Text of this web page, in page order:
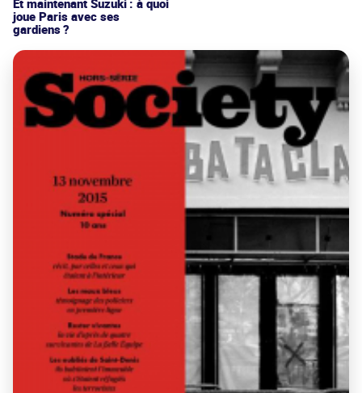
joue Paris avec ses
gardiens ?